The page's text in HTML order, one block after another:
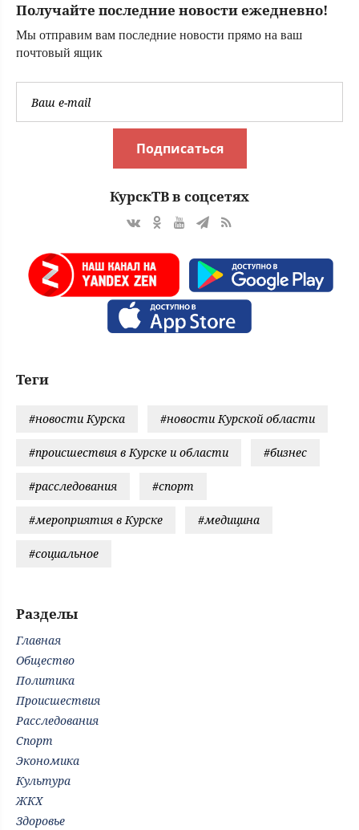
быть лидером в
Получайте последние новости ежедневно!
Мы отправим вам последние новости прямо на ваш
почтовый ящик
Подписаться
КурскТВ в соцсетях
Теги
#новости Курска #новости Курской области
#происшествия в Курске и области #бизнес
#расследования #спорт
#мероприятия в Курске #медицина
#социальное
Разделы
Главная
Общество
Политика
Происшествия
Расследования
Спорт
Экономика
Культура
ЖКХ
Здоровье